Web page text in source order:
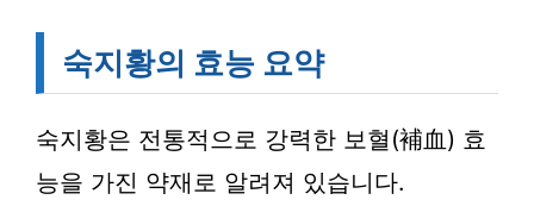
숙지황의 효능 요약
숙지황은 전통적으로 강력한 보혈(補血) 효
능을 가진 약재로 알려져 있습니다.